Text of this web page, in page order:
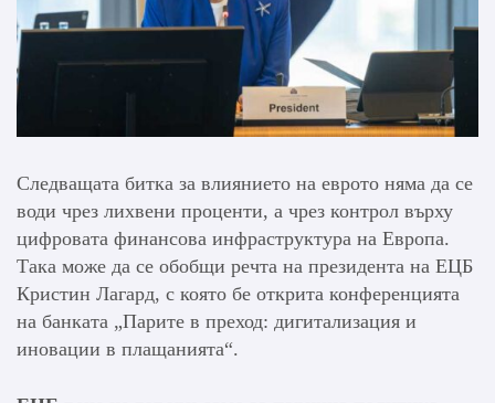
Следващата битка за влиянието на еврото няма да се
води чрез лихвени проценти, а чрез контрол върху
цифровата финансова инфраструктура на Европа.
Така може да се обобщи речта на президента на ЕЦБ
Кристин Лагард, с която бе открита конференцията
на банката „Парите в преход: дигитализация и
иновации в плащанията“.